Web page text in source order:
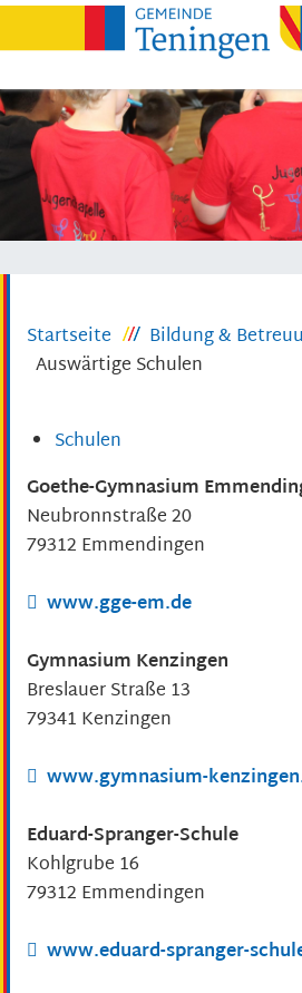
Startseite Bildung &
Auswärtige Schulen
Schulen
Goethe-Gymnasium
Neubronnstraße 20
79312 Emmendingen
www.gge-em.de
Gymnasium Kenzingen
Breslauer Straße 13
79341 Kenzingen
www.gymnasium-
Eduard-Spranger-Schule
Kohlgrube 16
79312 Emmendingen
www.eduard-spranger-